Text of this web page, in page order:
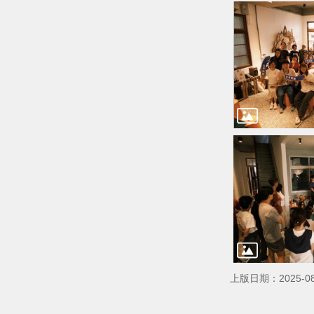
上版日期：2025-